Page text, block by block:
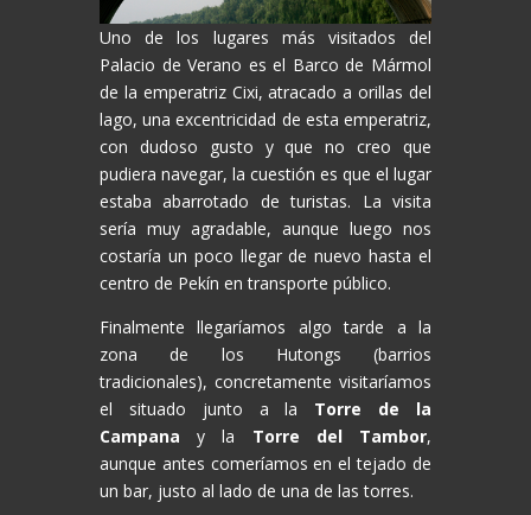
Uno de los lugares más visitados del
Palacio de Verano es el Barco de Mármol
de la emperatriz Cixi, atracado a orillas del
lago, una excentricidad de esta emperatriz,
con dudoso gusto y que no creo que
pudiera navegar, la cuestión es que el lugar
estaba abarrotado de turistas. La visita
sería muy agradable, aunque luego nos
costaría un poco llegar de nuevo hasta el
centro de Pekín en transporte público.
Finalmente llegaríamos algo tarde a la
zona de los Hutongs (barrios
tradicionales), concretamente visitaríamos
el situado junto a la Torre de la
Campana y la Torre del Tambor,
aunque antes comeríamos en el tejado de
un bar, justo al lado de una de las torres.